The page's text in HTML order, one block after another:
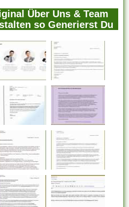
Über Uns & Team
so Generierst Du